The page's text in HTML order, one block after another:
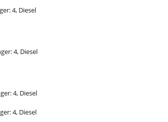
4, Diesel
4, Diesel
4, Diesel
4, Diesel